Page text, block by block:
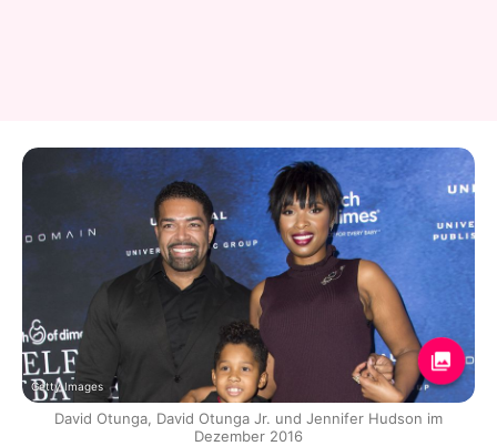
Getty Images
David Otunga, David Otunga Jr. und Jennifer Hudson im
Dezember 2016